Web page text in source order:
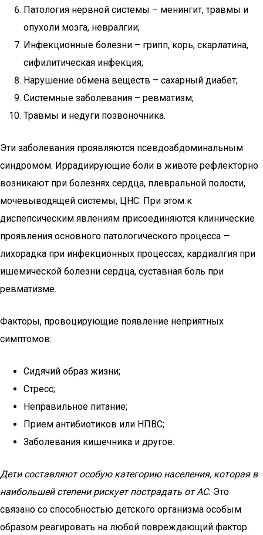
Патология нервной системы – менингит, травмы и
опухоли мозга, невралгии;
Инфекционные болезни – грипп, корь, скарлатина,
сифилитическая инфекция;
Нарушение обмена веществ – сахарный диабет;
Системные заболевания – ревматизм;
Травмы и недуги позвоночника.
Эти заболевания проявляются псевдоабдоминальным
синдромом. Иррадиирующие боли в животе рефлекторно
возникают при болезнях сердца, плевральной полости,
мочевыводящей системы, ЦНС. При этом к
диспепсическим явлениям присоединяются клинические
проявления основного патологического процесса —
лихорадка при инфекционных процессах, кардиалгия при
ишемической болезни сердца, суставная боль при
ревматизме.
Факторы, провоцирующие появление неприятных
симптомов:
Сидячий образ жизни;
Стресс;
Неправильное питание;
Прием антибиотиков или НПВС;
Заболевания кишечника и другое.
Дети составляют особую категорию населения, которая в
наибольшей степени рискует пострадать от АС. Это
связано со способностью детского организма особым
образом реагировать на любой повреждающий фактор.